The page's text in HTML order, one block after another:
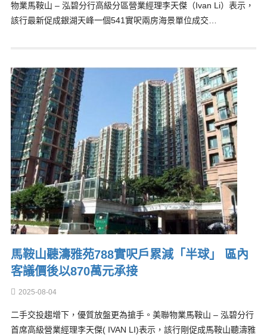
物業馬鞍山 – 泓碧分行高級分區營業經理李天傑（Ivan Li）表示，
該行最新促成銀湖天峰一個541實呎兩房海景單位成交…
馬鞍山聽濤雅苑788實呎戶累減「半球」 區內
客議價後以870萬元承接
2025-08-04
二手交投趨增下，優質放盤更為搶手。美聯物業馬鞍山 – 泓碧分行
首席高級營業經理李天傑( IVAN LI)表示，該行剛促成馬鞍山聽濤雅